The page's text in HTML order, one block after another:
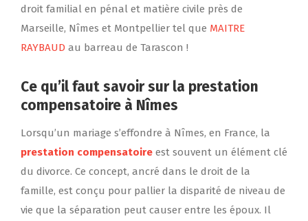
droit familial en pénal et matière civile près de
Marseille, Nîmes et Montpellier tel que MAITRE
RAYBAUD au barreau de Tarascon !
Ce qu’il faut savoir sur la prestation
compensatoire à Nîmes
Lorsqu’un mariage s’effondre à Nîmes, en France, la
prestation compensatoire est souvent un élément clé
du divorce. Ce concept, ancré dans le droit de la
famille, est conçu pour pallier la disparité de niveau de
vie que la séparation peut causer entre les époux. Il